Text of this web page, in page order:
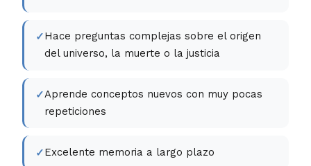
Hace preguntas complejas sobre el origen
del universo, la muerte o la justicia
Aprende conceptos nuevos con muy pocas
repeticiones
Excelente memoria a largo plazo